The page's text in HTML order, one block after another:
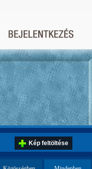
Kép feltöltése